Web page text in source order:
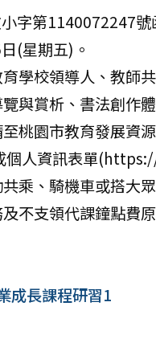
字第1140072247號
(星期五)。
學校領導人、教師
與賞析、書法創作
桃園市教育發展資
個人資訊表單
乘、騎機車或搭大
不支領代課鐘點費
成長課程研習1